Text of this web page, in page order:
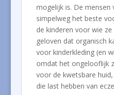
mogelijk is. De mensen
simpelweg het beste
de kinderen voor wie
geloven dat organisch
voor kinderkleding (en
omdat het ongelooflijk
voor de kwetsbare
die last hebben van